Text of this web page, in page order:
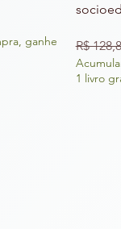
ganhe
Preço
R$
1 livro